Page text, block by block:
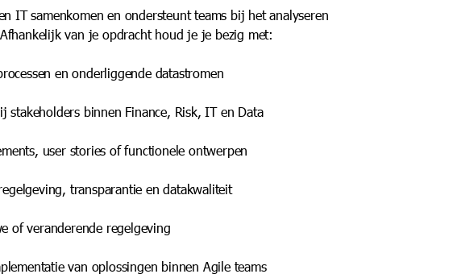
IT samenkomen en ondersteunt teams bij het analyseren
van je opdracht houd je je bezig met:
en onderliggende datastromen
binnen Finance, Risk, IT en Data
user stories of functionele ontwerpen
transparantie en datakwaliteit
of veranderende regelgeving
van oplossingen binnen Agile teams